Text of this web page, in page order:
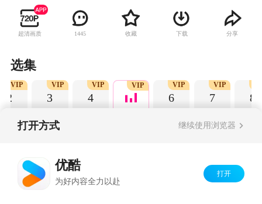
那些丢失的物件，找回那一段段回忆。找不到北
的我们找东西……
超清画质 1445 收藏 下载 分享
选集
2
VIP
3
VIP
4
VIP VIP
6
VIP
7
VIP
8
打开方式 继续使用浏览器
优酷
为好内容全力以赴
打开